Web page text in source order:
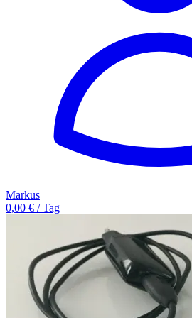
Markus
0,00 € / Tag